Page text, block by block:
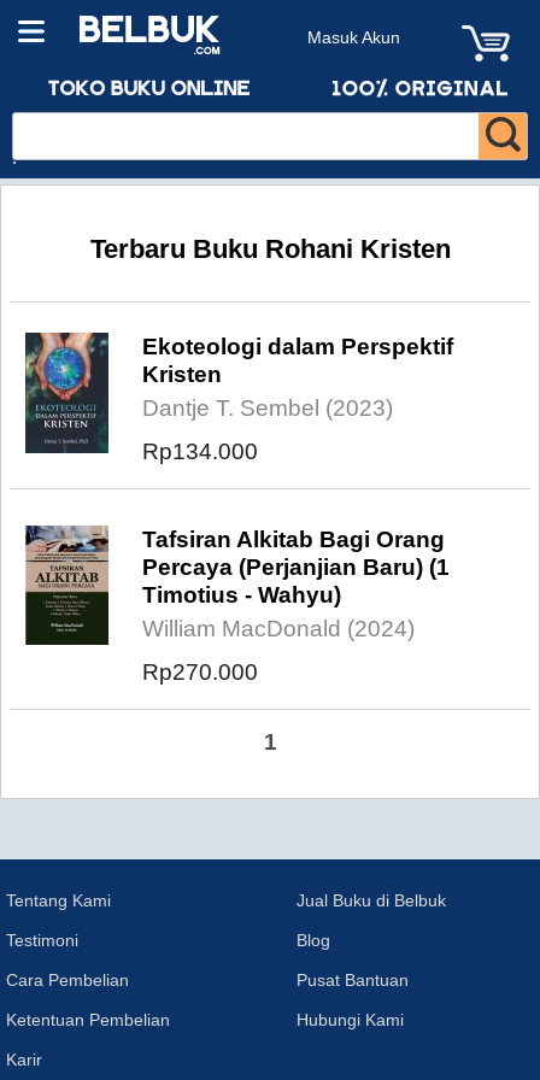
Masuk Akun
Terbaru Buku Rohani Kristen
Ekoteologi dalam Perspektif
Kristen
Dantje T. Sembel (2023)
Rp134.000
Tafsiran Alkitab Bagi Orang
Percaya (Perjanjian Baru) (1
Timotius - Wahyu)
William MacDonald (2024)
Rp270.000
1
Tentang Kami
Testimoni
Cara Pembelian
Ketentuan Pembelian
Karir
Jual Buku di Belbuk
Blog
Pusat Bantuan
Hubungi Kami